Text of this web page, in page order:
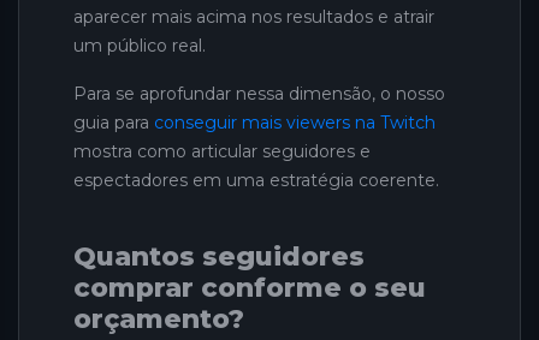
aparecer mais acima nos resultados e atrair
um público real.
Para se aprofundar nessa dimensão, o nosso
guia para conseguir mais viewers na Twitch
mostra como articular seguidores e
espectadores em uma estratégia coerente.
Quantos seguidores
comprar conforme o seu
orçamento?